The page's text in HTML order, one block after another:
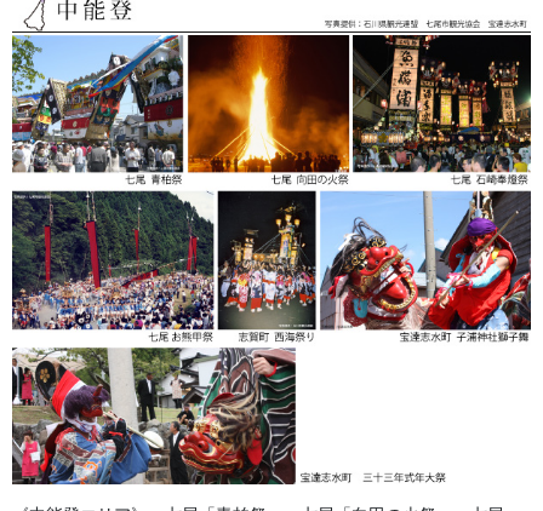
お考えのデザイン案を当社のほうで校正レイアウト
するための下打合せをいたします。ご希望の